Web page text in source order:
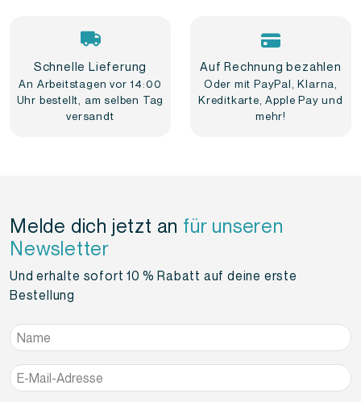
Schnelle Lieferung
An Arbeitstagen vor 14:00
Uhr bestellt, am selben Tag
versandt
Auf Rechnung bezahlen
Oder mit PayPal, Klarna,
Kreditkarte, Apple Pay und
mehr!
Melde dich jetzt an für unseren
Newsletter
Und erhalte sofort 10 % Rabatt auf deine erste
Bestellung
Name*
E-
Mail-